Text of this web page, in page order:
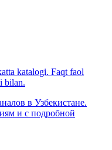
katalogi. Faqt faol
bilan.
в Узбекистане.
и с подробной